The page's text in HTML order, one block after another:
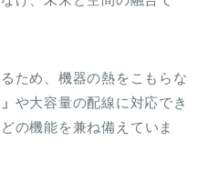
ため、機器の熱をこもらな
や大容量の配線に対応でき
の機能を兼ね備えていま